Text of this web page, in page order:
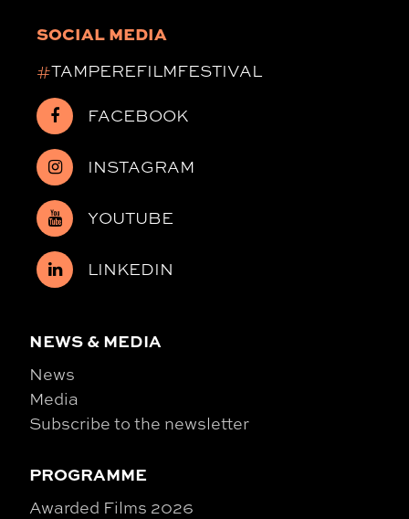
SOCIAL MEDIA
#TAMPEREFILMFESTIVAL
FACEBOOK
INSTAGRAM
YOUTUBE
LINKEDIN
NEWS & MEDIA
News
Media
Subscribe to the newsletter
PROGRAMME
Awarded Films 2026